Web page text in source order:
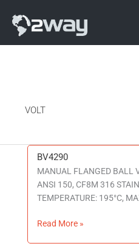
VOLT
BV4290
MANUAL FLANGED BALL
ANSI 150, CF8M 316
TEMPERATURE: 195°C,
BV4290
Read More »